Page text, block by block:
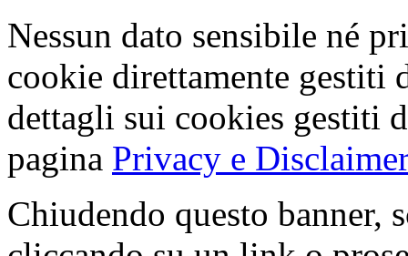
Nessun dato sensibile né
cookie direttamente gestiti
dettagli sui cookies gestiti
pagina Privacy e Disclaimer
Chiudendo questo banner,